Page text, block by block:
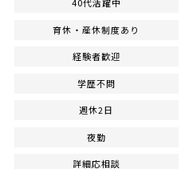
育休・産休制度あり
経験者歓迎
学歴不問
週休2日
夜勤
詳細応相談